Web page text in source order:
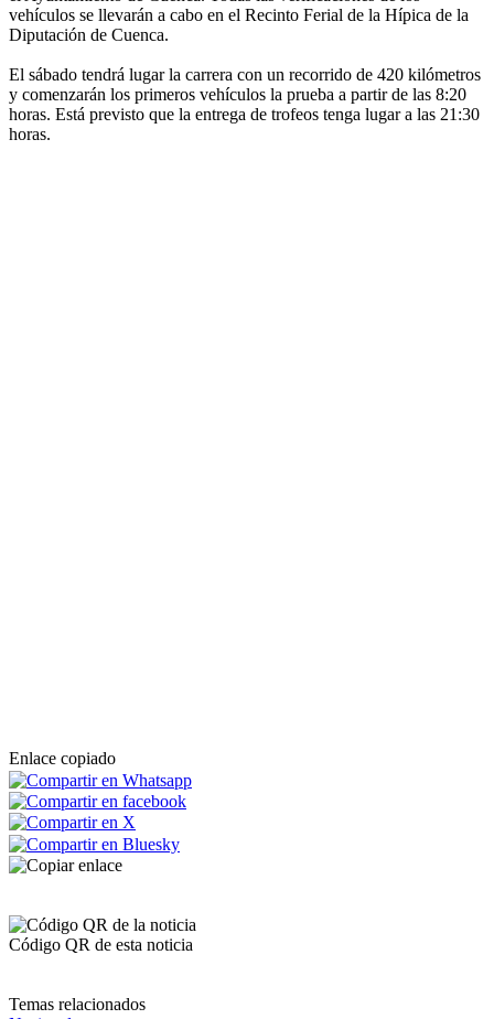
vehículos se llevarán a cabo en el Recinto Ferial de la Hípica de la
Diputación de Cuenca.
El sábado tendrá lugar la carrera con un recorrido de 420 kilómetros
y comenzarán los primeros vehículos la prueba a partir de las 8:20
horas. Está previsto que la entrega de trofeos tenga lugar a las 21:30
horas.
Enlace copiado
Código QR de esta noticia
Temas relacionados